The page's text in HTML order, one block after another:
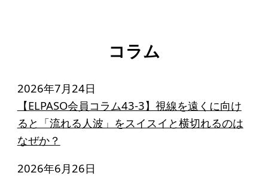
コラム
2026年7月24日
【ELPASO会員コラム43-3】視線を遠くに向け
ると「流れる人波」をスイスイと横切れるのは
なぜか？
2026年6月26日